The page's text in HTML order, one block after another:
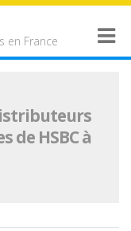
en France
de HSBC à